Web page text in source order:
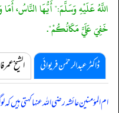
اللَّهُ عَلَيْهِ وَسَلَّمَ:" أَيُّهَا النَّاسُ،
خَفِيَ عَلَيَّ مَكَانُكُمْ".
ڈاکٹر عبدالرحمٰن فریوائی الشیخ
ام المؤمنین عائشہ رضی اللہ عنہا کہتی ہیں کہ